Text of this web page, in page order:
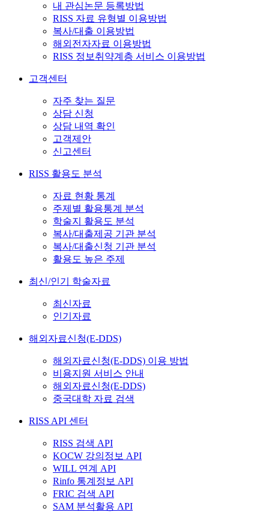
내 관심논문 등록방법
RISS 자료 유형별 이용방법
복사/대출 이용방법
해외전자자료 이용방법
RISS 정보취약계층 서비스 이용방법
고객센터
자주 찾는 질문
상담 신청
상담 내역 확인
고객제안
신고센터
RISS 활용도 분석
자료 현황 통계
주제별 활용통계 분석
학술지 활용도 분석
복사/대출제공 기관 분석
복사/대출신청 기관 분석
활용도 높은 주제
최신/인기 학술자료
최신자료
인기자료
해외자료신청(E-DDS)
해외자료신청(E-DDS) 이용 방법
비용지원 서비스 안내
해외자료신청(E-DDS)
중국대학 자료 검색
RISS API 센터
RISS 검색 API
KOCW 강의정보 API
WILL 연계 API
Rinfo 통계정보 API
FRIC 검색 API
SAM 분석활용 API